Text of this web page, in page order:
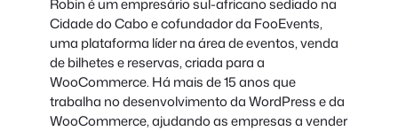
Robin é um empresário sul-africano sediado na
Cidade do Cabo e cofundador da FooEvents,
uma plataforma líder na área de eventos, venda
de bilhetes e reservas, criada para a
WooCommerce. Há mais de 15 anos que
trabalha no desenvolvimento da WordPress e da
WooCommerce, ajudando as empresas a vender